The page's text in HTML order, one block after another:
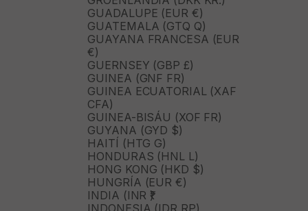
GUADALUPE (EUR €)
GUATEMALA (GTQ Q)
GUAYANA FRANCESA (EUR
€)
GUERNSEY (GBP £)
GUINEA (GNF FR)
GUINEA ECUATORIAL (XAF
CFA)
GUINEA-BISÁU (XOF FR)
GUYANA (GYD $)
HAITÍ (HTG G)
HONDURAS (HNL L)
HONG KONG (HKD $)
HUNGRÍA (EUR €)
INDIA (INR ₹)